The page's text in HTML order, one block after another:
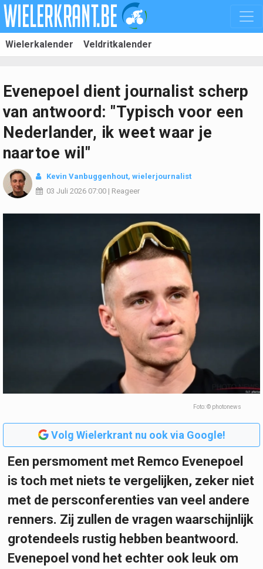
Wielerkalender Veldritkalender
Evenepoel dient journalist scherp
van antwoord: "Typisch voor een
Nederlander, ik weet waar je
naartoe wil"
Kevin Vanbuggenhout, wielerjournalist
03 Juli 2026 07:00 | Reageer
Foto: © photonews
Volg Wielerkrant nu ook via Google!
Een persmoment met Remco Evenepoel
is toch met niets te vergelijken, zeker niet
met de persconferenties van veel andere
renners. Zij zullen de vragen waarschijnlijk
grotendeels rustig hebben beantwoord.
Evenepoel vond het echter ook leuk om